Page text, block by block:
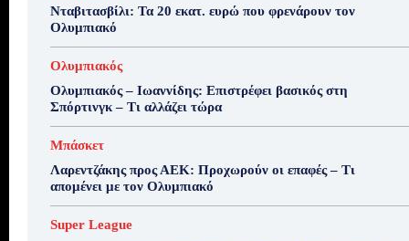
Νταβιτασβίλι: Τα 20 εκατ. ευρώ που φρενάρουν τον
Ολυμπιακό
Ολυμπιακός
Ολυμπιακός – Ιωαννίδης: Επιστρέφει βασικός στη
Σπόρτινγκ – Τι αλλάζει τώρα
Μπάσκετ
Λαρεντζάκης προς ΑΕΚ: Προχωρούν οι επαφές – Τι
απομένει με τον Ολυμπιακό
Super League